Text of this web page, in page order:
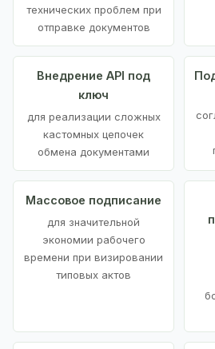
технических проблем при
отправке документов
Внедрение API под
ключ
для реализации сложных
кастомных цепочек
обмена документами
Массовое подписание
для значительной
экономии рабочего
времени при визировании
типовых актов